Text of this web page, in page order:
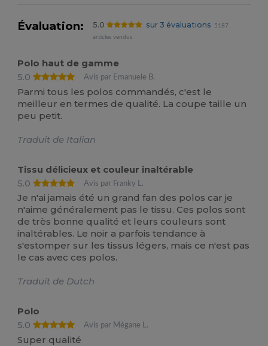
Évaluation: 5.0 sur 3 évaluations
5187
articles vendus
Polo haut de gamme
5.0
Avis par Emanuele B.
Parmi tous les polos commandés, c'est le
meilleur en termes de qualité. La coupe taille un
peu petit.
Traduit de Italian
Tissu délicieux et couleur inaltérable
5.0
Avis par Franky L.
Je n'ai jamais été un grand fan des polos car je
n'aime généralement pas le tissu. Ces polos sont
de très bonne qualité et leurs couleurs sont
inaltérables. Le noir a parfois tendance à
s'estomper sur les tissus légers, mais ce n'est pas
le cas avec ces polos.
Traduit de Dutch
Polo
5.0
Avis par Mégane L.
Super qualité